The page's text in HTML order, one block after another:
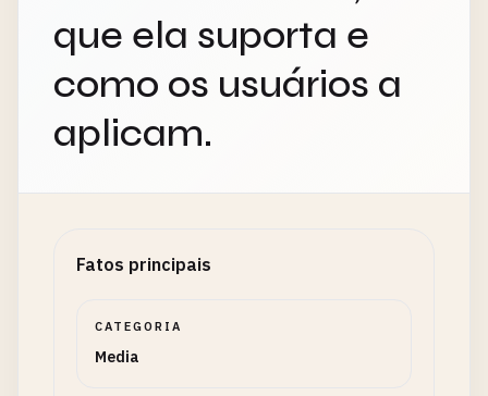
que ela suporta e
como os usuários a
aplicam.
Fatos principais
CATEGORIA
Media